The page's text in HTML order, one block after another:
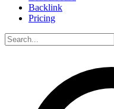
Backlink
Pricing